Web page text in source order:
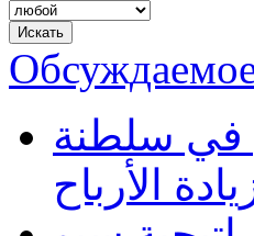
في سلطنة
الأرباح